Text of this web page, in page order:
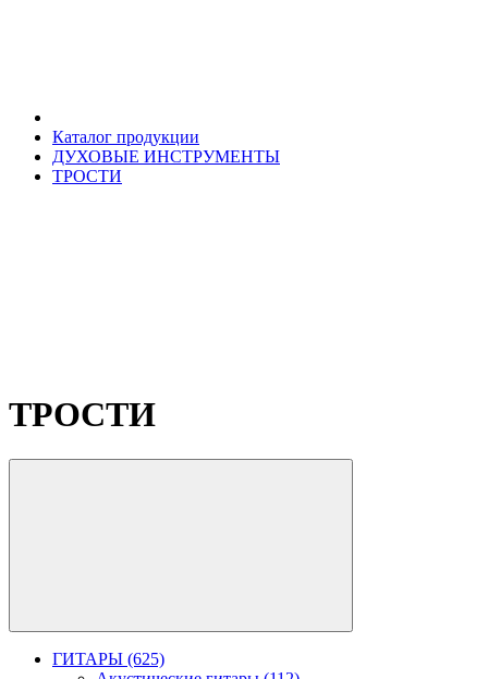
Каталог продукции
ДУХОВЫЕ ИНСТРУМЕНТЫ
ТРОСТИ
ТРОСТИ
ГИТАРЫ (625)